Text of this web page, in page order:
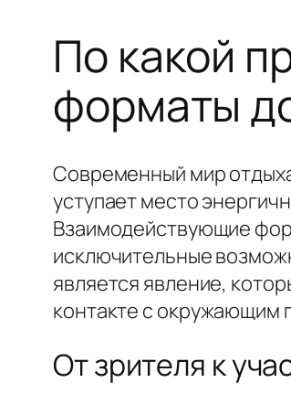
По какой
форматы
Современный мир
уступает место
Взаимодействующие
исключительные
является явление,
контакте с окружающим
От зрителя к